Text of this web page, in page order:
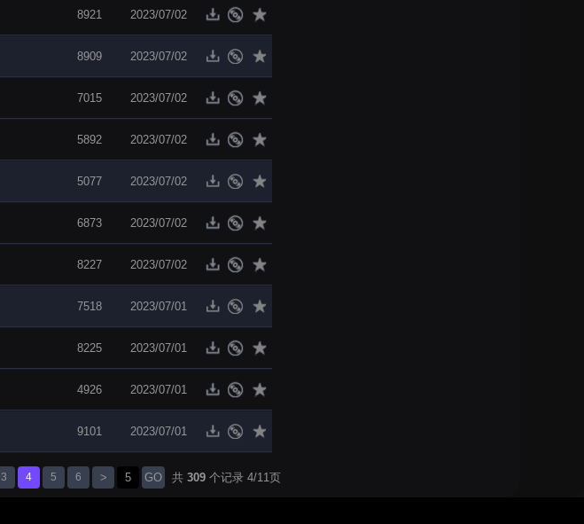
8921 2023/07/02
8909 2023/07/02
7015 2023/07/02
5892 2023/07/02
5077 2023/07/02
6873 2023/07/02
8227 2023/07/02
7518 2023/07/01
8225 2023/07/01
4926 2023/07/01
9101 2023/07/01
3 4 5 6 > GO 共 309 个记录 4/11页